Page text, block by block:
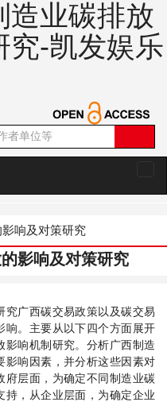
造业碳排放
究-凯发娱乐
换
响及对策研究
影响及对策研究
究广西碳交易政策以及碳交易
响。主要从以下四个方面展开
影响机制研究。分析广西制造
影响因素，并分析这些因素对
府层面，为确定不同制造业碳
持，从企业层面，为确定企业